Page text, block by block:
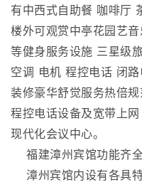
有中西式自助餐 咖啡厅
楼外可观赏中亭花园艺
等健身服务设施 三星级
空调 电机 程控电话 闭
装修豪华舒觉服务热倍
程控电话设备及宽带上
现代化会议中心。
福建漳州宾馆功能齐全
漳州宾馆内设有各具